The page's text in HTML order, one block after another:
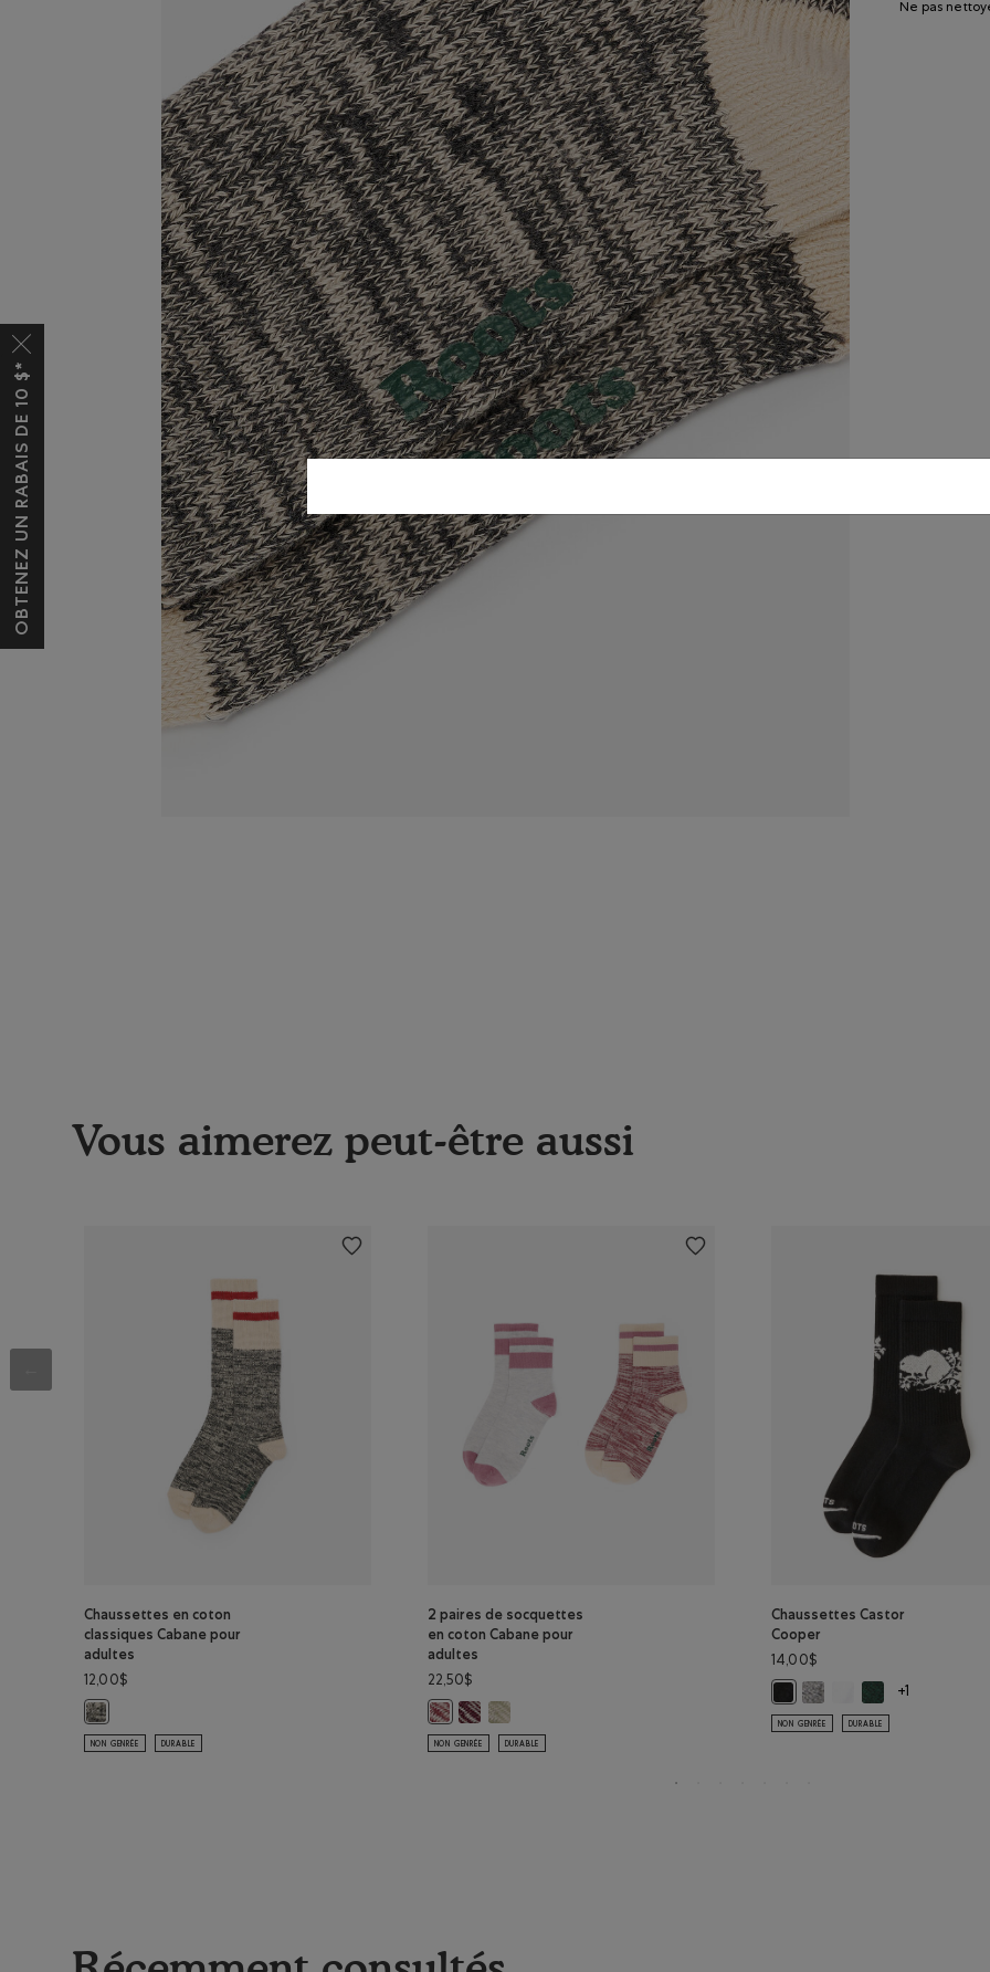
Ne pas
Vous aimerez peut-être aussi
Chaussettes en coton
classiques Cabane pour
adultes
12,00$
Chaussettes en coton classiques Cabane pour adultes: SEL ET POIVRE Couleur
NON GENRÉE DURABLE
2 paires de socquettes
en coton Cabane pour
adultes
22,50$
2 paires de socquettes en coton Cabane pour adultes : PRUNE FONCÉE Couleur
2 paires de socquettes en coton Cabane pour adultes : MAROON FIGUE Couleur
2 paires de socquettes en coton Cabane pour adultes : GRIS TAUPE Couleur
NON GENRÉE DURABLE
Chaussettes Castor
Cooper
14,00$
Chaussettes Castor Cooper:
Chaussettes Castor Cooper:
Chaussettes Castor
Chaussettes
+1
NON GENRÉE DURABLE
OBTENEZ UN RABAIS DE 10 $*